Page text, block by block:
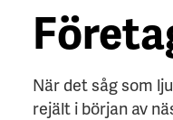
När det såg som
rejält i början av